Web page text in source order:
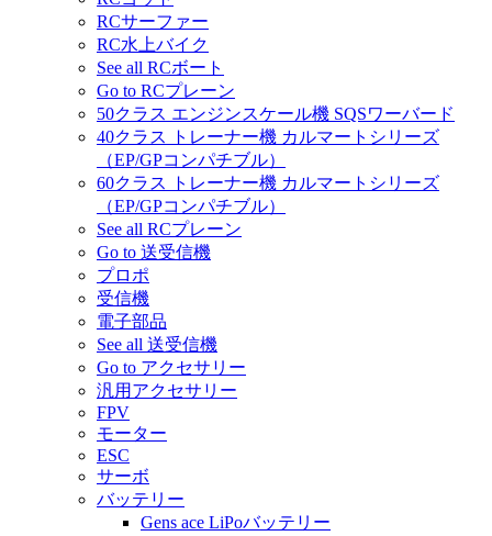
RCサーファー
RC水上バイク
See all RCボート
Go to RCプレーン
50クラス エンジンスケール機 SQSワーバード
40クラス トレーナー機 カルマートシリーズ
（EP/GPコンパチブル）
60クラス トレーナー機 カルマートシリーズ
（EP/GPコンパチブル）
See all RCプレーン
Go to 送受信機
プロポ
受信機
電子部品
See all 送受信機
Go to アクセサリー
汎用アクセサリー
FPV
モーター
ESC
サーボ
バッテリー
Gens ace LiPoバッテリー